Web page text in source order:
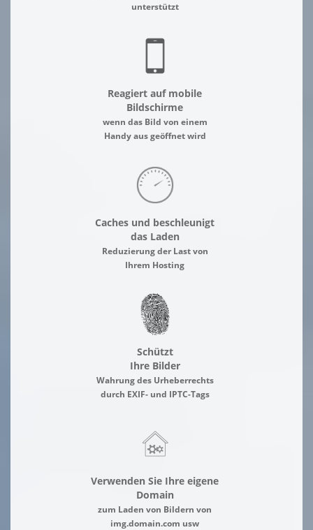
unterstützt
Reagiert auf mobile
Bildschirme
wenn das Bild von einem
Handy aus geöffnet wird
Caches und beschleunigt
das Laden
Reduzierung der Last von
Ihrem Hosting
Schützt
Ihre Bilder
Wahrung des Urheberrechts
durch EXIF- und IPTC-Tags
Verwenden Sie Ihre eigene
Domain
zum Laden von Bildern von
img.domain.com usw